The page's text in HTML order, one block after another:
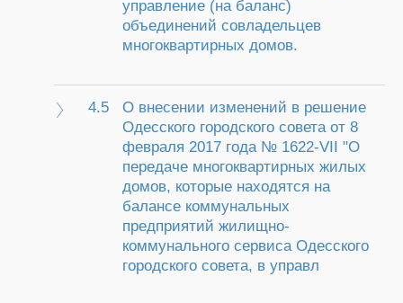
управление (на баланс)
объединений совладельцев
многоквартирных домов.
4.5
О внесении изменений в решение
Одесского городского совета от 8
февраля 2017 года № 1622-VII "О
передаче многоквартирных жилых
домов, которые находятся на
балансе коммунальных
предприятий жилищно-
коммунального сервиса Одесского
городского совета, в управл